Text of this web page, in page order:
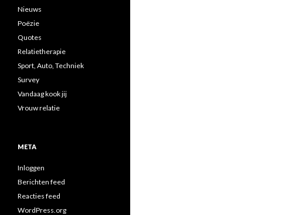
Nieuws
Poëzie
Quotes
Relatietherapie
Sport, Auto, Techniek
Survey
Vandaag kook jij
Vrouw relatie
META
Inloggen
Berichten feed
Reacties feed
WordPress.org